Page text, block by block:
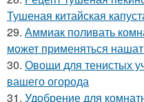
Тушеная китайская
29. Аммиак поливать
может применяться
30. Овощи для тенистых
вашего огорода
31. Удобрение для